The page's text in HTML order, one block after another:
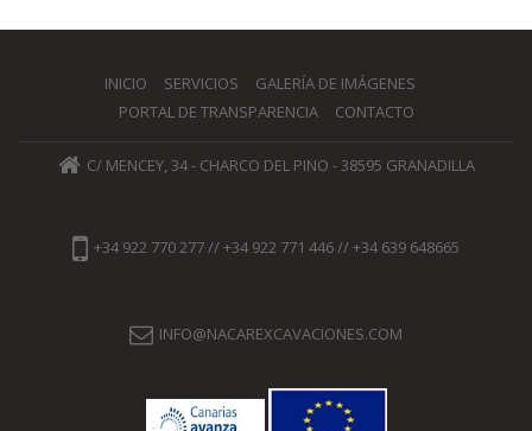
INICIO SERVICIOS
GALERÍA DE IMÁGENES
PORTAL DE TRANSPARENCIA
CONTACTO
C/ MENCEY, 34 - CHARCO DEL PINO - 38595 GRANADILLA
+34 922 770 277 // +34 922 771 446 // +34 639 648665
INFO@NACAREXCAVACIONES.COM